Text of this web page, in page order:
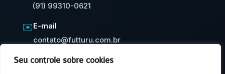
Seu controle sobre cookies
(91) 99310-0621
✉️E-mail
contato@futturu.com.br
⚡Resposta em até 24h úteis